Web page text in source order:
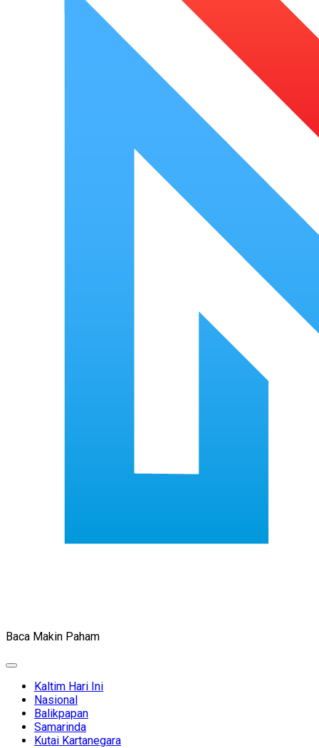
Baca Makin Paham
Expand
Kaltim Hari Ini
Nasional
Balikpapan
Samarinda
Kutai Kartanegara